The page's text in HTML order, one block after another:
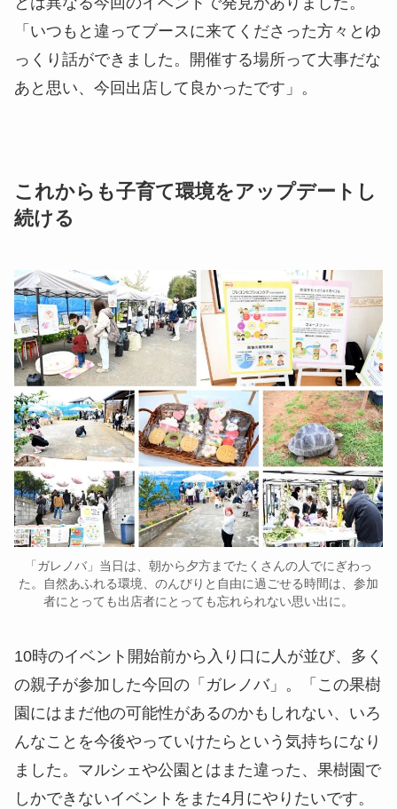
「いつもと違ってブースに来てくださった方々とゆ
っくり話ができました。開催する場所って大事だな
あと思い、今回出店して良かったです」。
これからも子育て環境をアップデートし
続ける
「ガレノバ」当日は、朝から夕方までたくさんの人でにぎわっ
た。自然あふれる環境、のんびりと自由に過ごせる時間は、参加
者にとっても出店者にとっても忘れられない思い出に。
10時のイベント開始前から入り口に人が並び、多く
の親子が参加した今回の「ガレノバ」。「この果樹
園にはまだ他の可能性があるのかもしれない、いろ
んなことを今後やっていけたらという気持ちになり
ました。マルシェや公園とはまた違った、果樹園で
しかできないイベントをまた4月にやりたいです。